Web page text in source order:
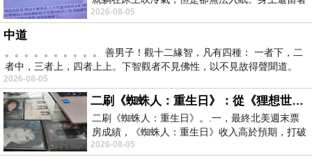
四點多跑的六公里的疲
2026-08-05
中道
。。。。。。。。。。 善男子！觀十二緣智，凡有四種： 一者下，二
者中，三者上，四者上上。下智觀者不見佛性，以不見故得聲聞道。
2026-08-05
二刷《蜘蛛人：重生日》：從《狸想世界》到《怪奇物語》
二刷《蜘蛛人：重生日》。.一，最終北美週末票
房成績，《蜘蛛人：重生日》收入高於預期，打破
《復仇者聯盟：終局之戰》記錄，成為
2026-08-05